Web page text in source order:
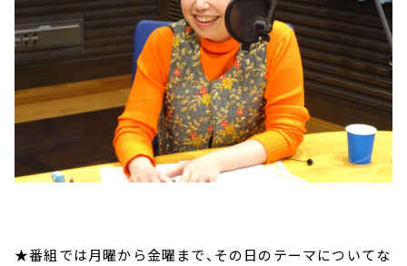
★番組では月曜から金曜まで、その日のテーマについてな